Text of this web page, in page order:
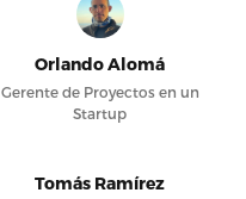
Orlando Alomá
Gerente de Proyectos en un
Startup
Tomás Ramírez